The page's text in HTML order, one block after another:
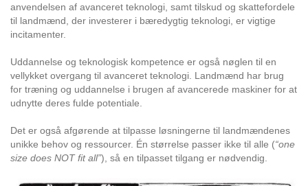
anvendelsen af avanceret teknologi, samt tilskud og skattefordele
til landmænd, der investerer i bæredygtig teknologi, er vigtige
incitamenter.
Uddannelse og teknologisk kompetence er også nøglen til en
vellykket overgang til avanceret teknologi. Landmænd har brug
for træning og uddannelse i brugen af avancerede maskiner for at
udnytte deres fulde potentiale.
Det er også afgørende at tilpasse løsningerne til landmændenes
unikke behov og ressourcer. Én størrelse passer ikke til alle (“one
size does NOT fit all”), så en tilpasset tilgang er nødvendig.